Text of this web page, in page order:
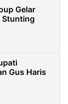
Gelar
Stunting
Gus Haris